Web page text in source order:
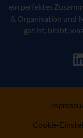
ein perfektes
& Organisation und
gut ist, bleibt,
Cookie-